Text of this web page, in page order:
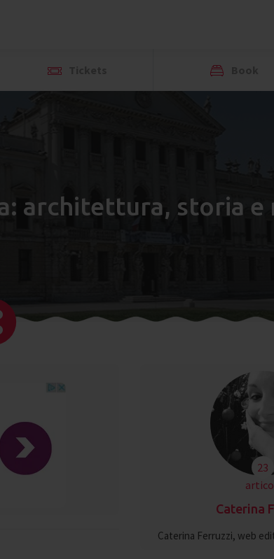
architettura, storia e
23
Caterina
Caterina Ferruzzi, web